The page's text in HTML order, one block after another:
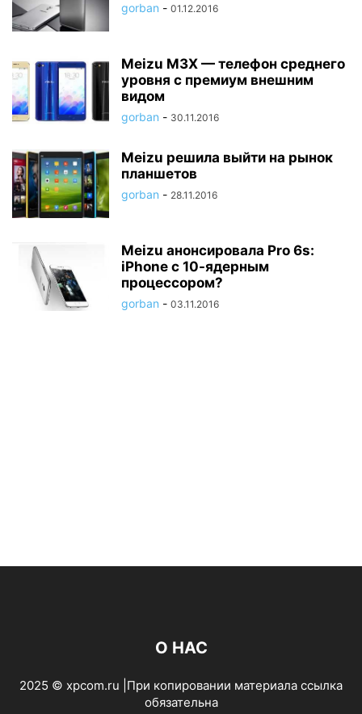
gorban - 01.12.2016
Meizu M3X — телефон среднего
уровня с премиум внешним
видом
gorban - 30.11.2016
Meizu решила выйти на рынок
планшетов
gorban - 28.11.2016
Meizu анонсировала Pro 6s:
iPhone с 10-ядерным
процессором?
gorban - 03.11.2016
О НАС
2025 © xpcom.ru |При копировании материала ссылка
обязательна